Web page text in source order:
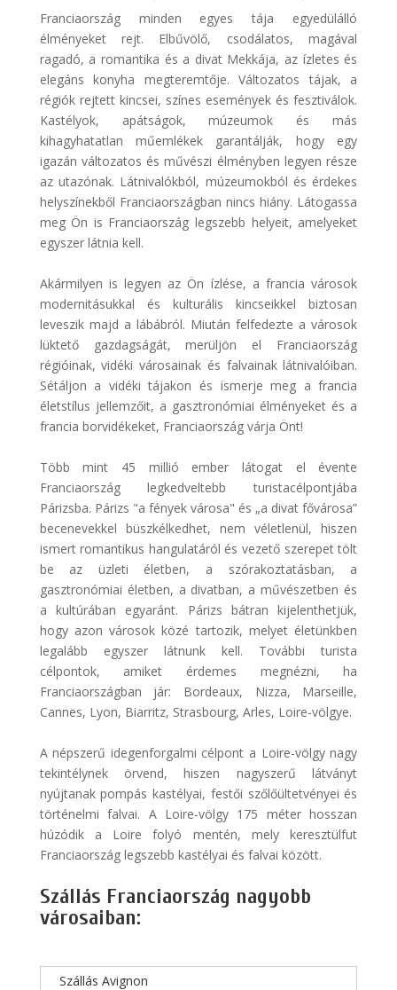
Franciaország minden egyes tája egyedülálló
élményeket rejt. Elbűvölő, csodálatos, magával
ragadó, a romantika és a divat Mekkája, az ízletes és
elegáns konyha megteremtője. Változatos tájak, a
régiók rejtett kincsei, színes események és fesztiválok.
Kastélyok, apátságok, múzeumok és más
kihagyhatatlan műemlékek garantálják, hogy egy
igazán változatos és művészi élményben legyen része
az utazónak. Látnivalókból, múzeumokból és érdekes
helyszínekből Franciaországban nincs hiány. Látogassa
meg Ön is Franciaország legszebb helyeit, amelyeket
egyszer látnia kell.
Akármilyen is legyen az Ön ízlése, a francia városok
modernitásukkal és kulturális kincseikkel biztosan
leveszik majd a lábábról. Miután felfedezte a városok
lüktető gazdagságát, merüljön el Franciaország
régióinak, vidéki városainak és falvainak látnivalóiban.
Sétáljon a vidéki tájakon és ismerje meg a francia
életstílus jellemzőit, a gasztronómiai élményeket és a
francia borvidékeket, Franciaország várja Önt!
Több mint 45 millió ember látogat el évente
Franciaország legkedveltebb turistacélpontjába
Párizsba. Párizs "a fények városa" és „a divat fővárosa”
becenevekkel büszkélkedhet, nem véletlenül, hiszen
ismert romantikus hangulatáról és vezető szerepet tölt
be az üzleti életben, a szórakoztatásban, a
gasztronómiai életben, a divatban, a művészetben és
a kultúrában egyaránt. Párizs bátran kijelenthetjük,
hogy azon városok közé tartozik, melyet életünkben
legalább egyszer látnunk kell. További turista
célpontok, amiket érdemes megnézni, ha
Franciaországban jár: Bordeaux, Nizza, Marseille,
Cannes, Lyon, Biarritz, Strasbourg, Arles, Loire-völgye.
A népszerű idegenforgalmi célpont a Loire-völgy nagy
tekintélynek örvend, hiszen nagyszerű látványt
nyújtanak pompás kastélyai, festői szőlőültetvényei és
történelmi falvai. A Loire-völgy 175 méter hosszan
húzódik a Loire folyó mentén, mely keresztülfut
Franciaország legszebb kastélyai és falvai között.
Szállás Franciaország nagyobb
városaiban:
Szállás Avignon